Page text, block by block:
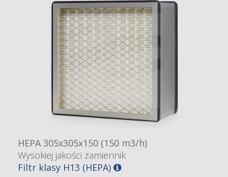
HEPA 305x305x150 (150 m3/h)
Wysokiej jakości zamiennik
Filtr klasy H13 (HEPA)